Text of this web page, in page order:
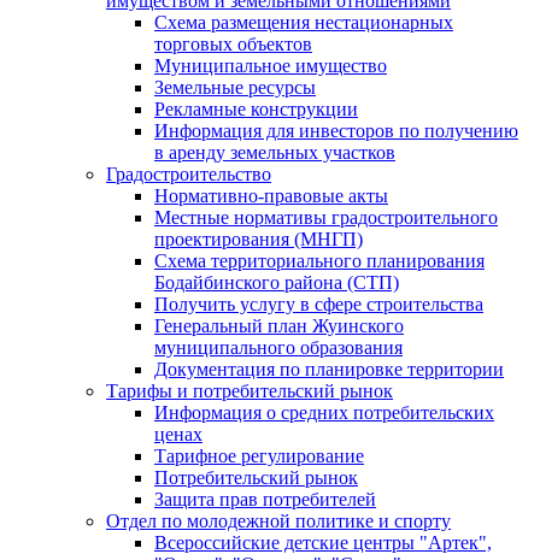
Схема размещения нестационарных
торговых объектов
Муниципальное имущество
Земельные ресурсы
Рекламные конструкции
Информация для инвесторов по получению
в аренду земельных участков
Градостроительство
Нормативно-правовые акты
Местные нормативы градостроительного
проектирования (МНГП)
Схема территориального планирования
Бодайбинского района (СТП)
Получить услугу в сфере строительства
Генеральный план Жуинского
муниципального образования
Документация по планировке территории
Тарифы и потребительский рынок
Информация о средних потребительских
ценах
Тарифное регулирование
Потребительский рынок
Защита прав потребителей
Отдел по молодежной политике и спорту
Всероссийские детские центры "Артек",